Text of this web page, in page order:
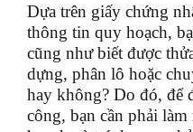
Dựa trên giấy chứng
thông tin quy hoạch,
cũng như biết được
dựng, phân lô hoặc
hay không? Do đó, để
công, bạn cần phải